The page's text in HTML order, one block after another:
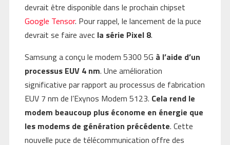
devrait être disponible dans le prochain chipset
Google Tensor. Pour rappel, le lancement de la puce
devrait se faire avec la série Pixel 8.
Samsung a conçu le modem 5300 5G à l’aide d’un
processus EUV 4 nm. Une amélioration
significative par rapport au processus de fabrication
EUV 7 nm de l’Exynos Modem 5123. Cela rend le
modem beaucoup plus économe en énergie que
les modems de génération précédente. Cette
nouvelle puce de télécommunication offre des